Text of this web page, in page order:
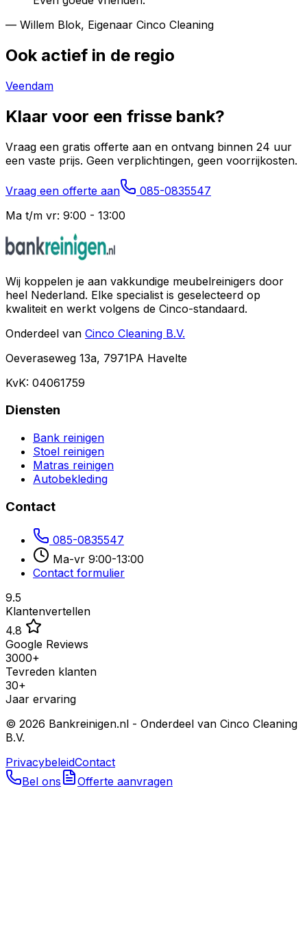
— Willem Blok, Eigenaar Cinco Cleaning
Ook actief in de regio
Veendam
Klaar voor een frisse bank?
Vraag een gratis offerte aan en ontvang binnen 24 uur
een vaste prijs. Geen verplichtingen, geen voorrijkosten.
Vraag een offerte aan
085-0835547
Ma t/m vr: 9:00 - 13:00
Wij koppelen je aan vakkundige meubelreinigers door
heel Nederland. Elke specialist is geselecteerd op
kwaliteit en werkt volgens de Cinco-standaard.
Onderdeel van Cinco Cleaning B.V.
Oeveraseweg 13a, 7971PA Havelte
KvK: 04061759
Diensten
Bank reinigen
Stoel reinigen
Matras reinigen
Autobekleding
Contact
085-0835547
Ma-vr 9:00-13:00
Contact formulier
9.5
Klantenvertellen
4.8
Google Reviews
3000+
Tevreden klanten
30+
Jaar ervaring
© 2026 Bankreinigen.nl - Onderdeel van Cinco Cleaning
B.V.
PrivacybeleidContact
Bel ons
Offerte aanvragen